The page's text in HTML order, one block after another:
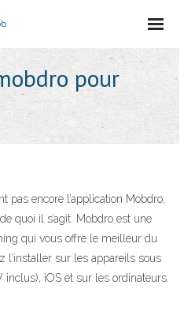
pour
pas encore l’application Mobdro,
quoi il s’agit. Mobdro est une
qui vous offre le meilleur du
l’installer sur les appareils sous
inclus), iOS et sur les ordinateurs.